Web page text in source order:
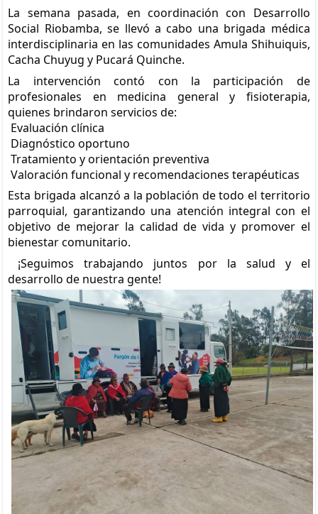
La semana pasada, en coordinación con Desarrollo
Social Riobamba, se llevó a cabo una brigada médica
interdisciplinaria en las comunidades Amula Shihuiquis,
Cacha Chuyug y Pucará Quinche.
La intervención contó con la participación de
profesionales en medicina general y fisioterapia,
quienes brindaron servicios de:
Evaluación clínica
Diagnóstico oportuno
Tratamiento y orientación preventiva
Valoración funcional y recomendaciones terapéuticas
Esta brigada alcanzó a la población de todo el territorio
parroquial, garantizando una atención integral con el
objetivo de mejorar la calidad de vida y promover el
bienestar comunitario.
¡Seguimos trabajando juntos por la salud y el
desarrollo de nuestra gente!